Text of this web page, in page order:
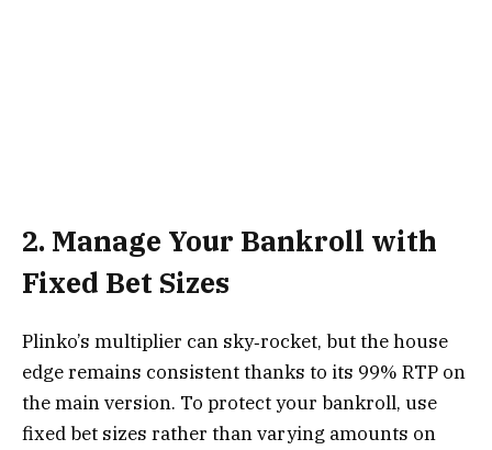
2. Manage Your Bankroll with
Fixed Bet Sizes
Plinko’s multiplier can sky‑rocket, but the house
edge remains consistent thanks to its 99% RTP on
the main version. To protect your bankroll, use
fixed bet sizes rather than varying amounts on